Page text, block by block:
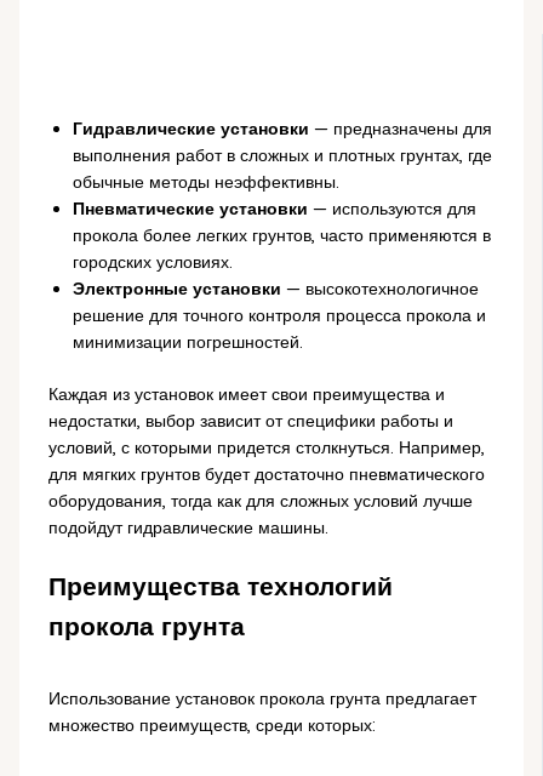
Гидравлические установки — предназначены для
выполнения работ в сложных и плотных грунтах, где
обычные методы неэффективны.
Пневматические установки — используются для
прокола более легких грунтов, часто применяются в
городских условиях.
Электронные установки — высокотехнологичное
решение для точного контроля процесса прокола и
минимизации погрешностей.
Каждая из установок имеет свои преимущества и
недостатки, выбор зависит от специфики работы и
условий, с которыми придется столкнуться. Например,
для мягких грунтов будет достаточно пневматического
оборудования, тогда как для сложных условий лучше
подойдут гидравлические машины.
Преимущества технологий
прокола грунта
Использование установок прокола грунта предлагает
множество преимуществ, среди которых: